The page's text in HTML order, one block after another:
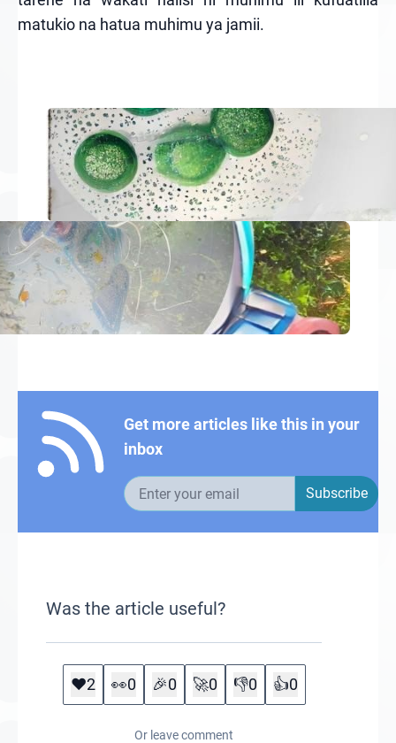
matukio na hatua muhimu ya jamii.
Get more articles like this in your
inbox
Email address Subscribe
Was the article useful?
❤️2 👀0 🎉0 🚀0 👎0 👍0
Or leave comment